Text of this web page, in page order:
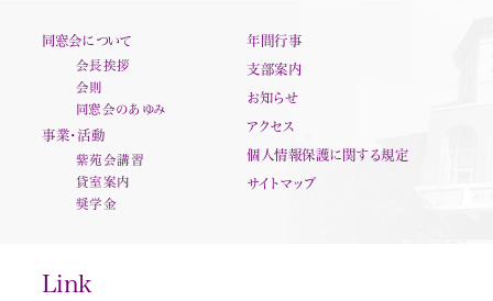
同窓会について
会長挨拶
会則
同窓会のあゆみ
事業・活動
紫苑会講習
貸室案内
奨学金
年間行事
支部案内
お知らせ
アクセス
個人情報保護に関する規定
サイトマップ
Link